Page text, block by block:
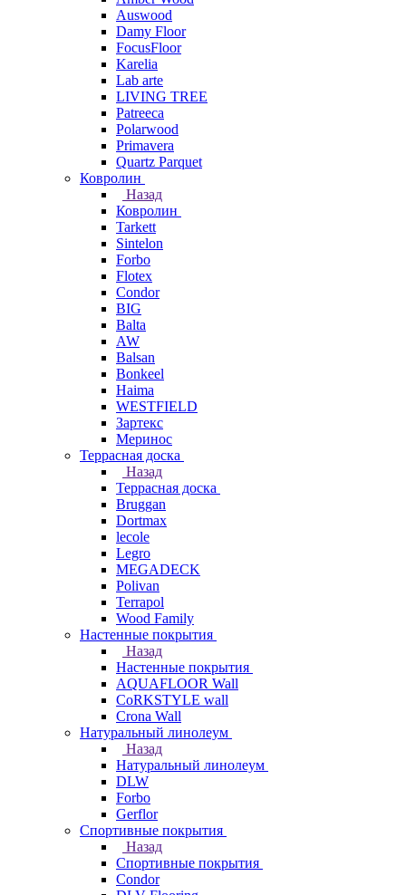
Auswood
Damy Floor
FocusFloor
Karelia
Lab arte
LIVING TREE
Patreeca
Polarwood
Primavera
Quartz Parquet
Ковролин
Назад
Ковролин
Tarkett
Sintelon
Forbo
Flotex
Condor
BIG
Balta
AW
Balsan
Bonkeel
Haima
WESTFIELD
Зартекс
Меринос
Террасная доска
Назад
Террасная доска
Bruggan
Dortmax
lecole
Legro
MEGADECK
Polivan
Terrapol
Wood Family
Настенные покрытия
Назад
Настенные покрытия
AQUAFLOOR Wall
CoRKSTYLE wall
Crona Wall
Натуральный линолеум
Назад
Натуральный линолеум
DLW
Forbo
Gerflor
Спортивные покрытия
Назад
Спортивные покрытия
Condor